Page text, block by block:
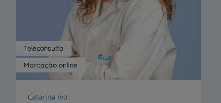
Marcação online
Teleconsulta
Catarina Ivo